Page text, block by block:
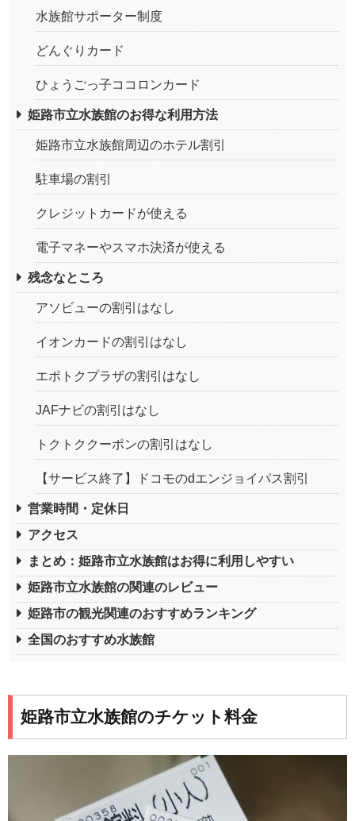
水族館サポーター制度
どんぐりカード
ひょうごっ子ココロンカード
姫路市立水族館のお得な利用方法
姫路市立水族館周辺のホテル割引
駐車場の割引
クレジットカードが使える
電子マネーやスマホ決済が使える
残念なところ
アソビューの割引はなし
イオンカードの割引はなし
エポトクプラザの割引はなし
JAFナビの割引はなし
トクトククーポンの割引はなし
【サービス終了】ドコモのdエンジョイパス割引
営業時間・定休日
アクセス
まとめ：姫路市立水族館はお得に利用しやすい
姫路市立水族館の関連のレビュー
姫路市の観光関連のおすすめランキング
全国のおすすめ水族館
姫路市立水族館のチケット料金